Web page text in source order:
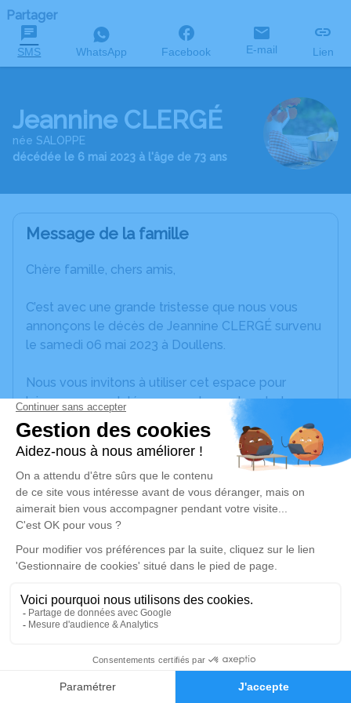
Faire-part Hommages
Partager
SMS WhatsApp Facebook E-mail Lien
Jeannine CLERGÉ
née SALOPPE
décédée le 6 mai 2023 à l'âge de 73 ans
Message de la famille
Chère famille, chers amis,
C’est avec une grande tristesse que nous vous
annonçons le décès de Jeannine CLERGÉ survenu
le samedi 06 mai 2023 à Doullens.
Nous vous invitons à utiliser cet espace pour
laisser vos condoléances, partager des photos
souvenirs, une anecdote ou exprimer vos pensées
à travers des poèmes ou des textes. Cet endroit
est un lieu d'expression dédié à honorer la
mémoire de Jeannine CLERGÉ.
Un service de plantation d’arbre hommage est
disponible ici.
Cérémonie religieuse
Église de Lucheux
80600 Lucheux